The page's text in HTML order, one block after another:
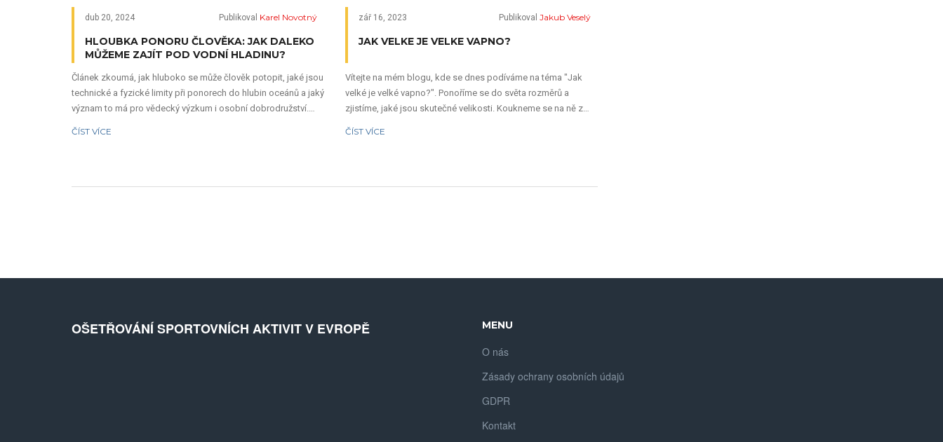
dub 20, 2024 Publikoval Karel Novotný
HLOUBKA PONORU ČLOVĚKA: JAK DALEKO
MŮŽEME ZAJÍT POD VODNÍ HLADINU?
Článek zkoumá, jak hluboko se může člověk potopit, jaké jsou
technické a fyzické limity při ponorech do hlubin oceánů a jaký
význam to má pro vědecký výzkum i osobní dobrodružství.
ČÍST VÍCE
zář 16, 2023 Publikoval Jakub Veselý
JAK VELKE JE VELKE VAPNO?
Vítejte na mém blogu, kde se dnes podíváme na téma "Jak
velké je velké vapno?". Ponoříme se do světa rozměrů a
zjistíme, jaké jsou skutečné velikosti. Koukneme se na ně z
ČÍST VÍCE
OŠETŘOVÁNÍ SPORTOVNÍCH AKTIVIT V EVROPĚ MENU
O nás
Zásady ochrany osobních údajů
GDPR
Kontakt